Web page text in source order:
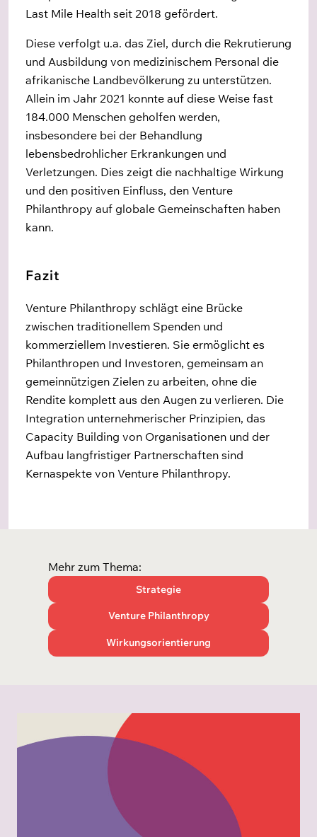
Last Mile Health seit 2018 gefördert.
Diese verfolgt u.a. das Ziel, durch die Rekrutierung
und Ausbildung von medizinischem Personal die
afrikanische Landbevölkerung zu unterstützen.
Allein im Jahr 2021 konnte auf diese Weise fast
184.000 Menschen geholfen werden,
insbesondere bei der Behandlung
lebensbedrohlicher Erkrankungen und
Verletzungen. Dies zeigt die nachhaltige Wirkung
und den positiven Einfluss, den Venture
Philanthropy auf globale Gemeinschaften haben
kann.
Fazit
Venture Philanthropy schlägt eine Brücke
zwischen traditionellem Spenden und
kommerziellem Investieren. Sie ermöglicht es
Philanthropen und Investoren, gemeinsam an
gemeinnützigen Zielen zu arbeiten, ohne die
Rendite komplett aus den Augen zu verlieren. Die
Integration unternehmerischer Prinzipien, das
Capacity Building von Organisationen und der
Aufbau langfristiger Partnerschaften sind
Kernaspekte von Venture Philanthropy.
Mehr zum Thema:
Strategie
Venture Philanthropy
Wirkungsorientierung